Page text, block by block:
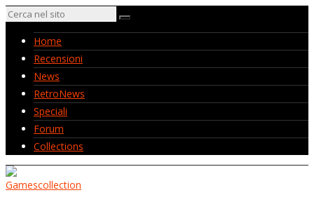
Home
Recensioni
News
RetroNews
Speciali
Forum
Collections